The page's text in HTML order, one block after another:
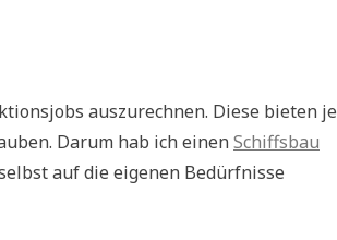
auszurechnen. Diese bieten je
Darum hab ich einenSchiffsbau
auf die eigenen Bedürfnisse